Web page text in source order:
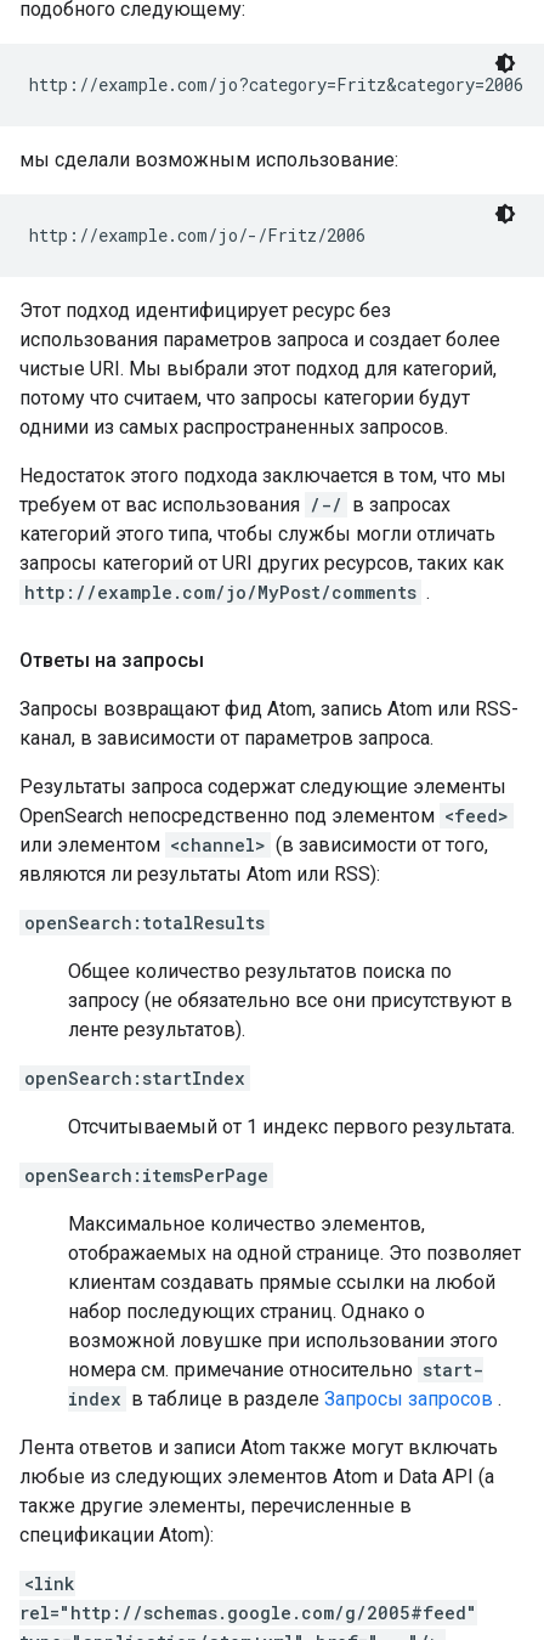
подобного следующему:
мы сделали возможным использование:
Этот подход идентифицирует ресурс без
использования параметров запроса и создает более
чистые URI. Мы выбрали этот подход для категорий,
потому что считаем, что запросы категории будут
одними из самых распространенных запросов.
Недостаток этого подхода заключается в том, что мы
требуем от вас использования /-/ в запросах
категорий этого типа, чтобы службы могли отличать
запросы категорий от URI других ресурсов, таких как
http://example.com/jo/MyPost/comments .
Ответы на запросы
Запросы возвращают фид Atom, запись Atom или RSS-
канал, в зависимости от параметров запроса.
Результаты запроса содержат следующие элементы
OpenSearch непосредственно под элементом <feed>
или элементом <channel> (в зависимости от того,
являются ли результаты Atom или RSS):
openSearch:totalResults
Общее количество результатов поиска по
запросу (не обязательно все они присутствуют в
ленте результатов).
openSearch:startIndex
Отсчитываемый от 1 индекс первого результата.
openSearch:itemsPerPage
Максимальное количество элементов,
отображаемых на одной странице. Это позволяет
клиентам создавать прямые ссылки на любой
набор последующих страниц. Однако о
возможной ловушке при использовании этого
номера см. примечание относительно start-
index в таблице в разделе Запросы запросов .
Лента ответов и записи Atom также могут включать
любые из следующих элементов Atom и Data API (а
также другие элементы, перечисленные в
спецификации Atom):
<link
rel="http://schemas.google.com/g/2005#feed"